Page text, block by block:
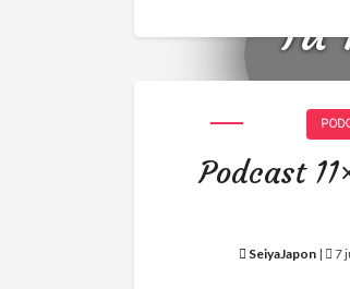
Tu
Podcast
SeiyaJapon | 7